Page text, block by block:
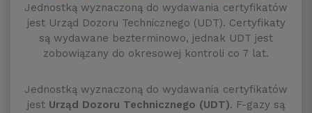
Jednostką wyznaczoną do wydawania certyfikatów
jest Urząd Dozoru Technicznego (UDT). Certyfikaty
są wydawane bezterminowo, jednak UDT jest
zobowiązany do okresowej kontroli co 7 lat.
Jednostką wyznaczoną do wydawania certyfikatów
jest Urząd Dozoru Technicznego (UDT). F-gazy są